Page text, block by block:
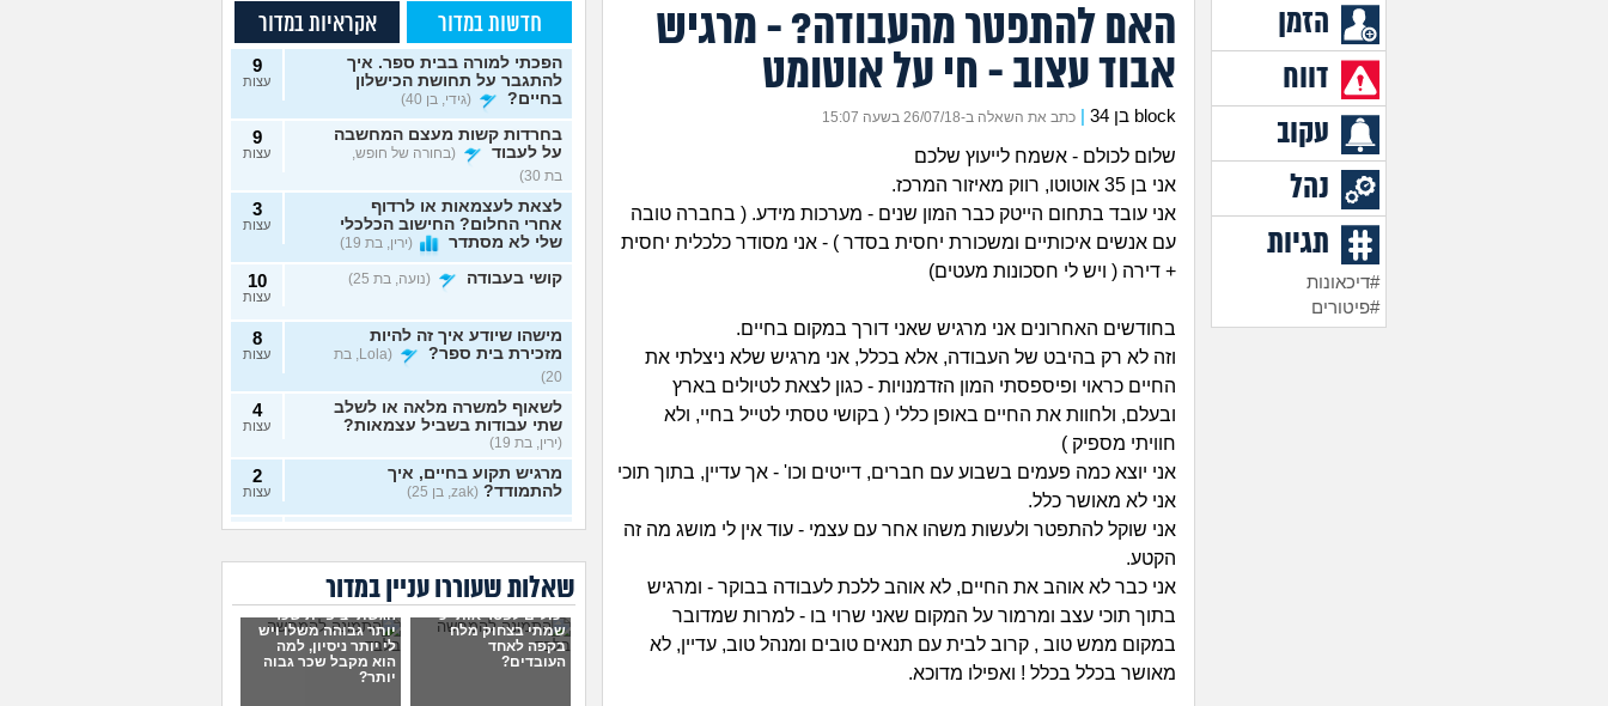
הזמן
דווח
עקוב
נהל
תגיות
#דיכאונות
#פיטורים
האם להתפטר מהעבודה? - מרגיש
אבוד עצוב - חי על אוטומט
block בן 34 כתב את השאלה ב-26/07/18 בשעה 15:07
שלום לכולם - אשמח לייעוץ שלכם
אני בן 35 אוטוטו, רווק מאיזור המרכז.
אני עובד בתחום הייטק כבר המון שנים - מערכות מידע. ( בחברה טובה
עם אנשים איכותיים ומשכורת יחסית בסדר ) - אני מסודר כלכלית יחסית
+ דירה ( ויש לי חסכונות מעטים)
בחודשים האחרונים אני מרגיש שאני דורך במקום בחיים.
וזה לא רק בהיבט של העבודה, אלא בכלל, אני מרגיש שלא ניצלתי את
החיים כראוי ופיספסתי המון הזדמנויות - כגון לצאת לטיולים בארץ
ובעלם, ולחוות את החיים באופן כללי ( בקושי טסתי לטייל בחיי, ולא
חוויתי מספיק )
אני יוצא כמה פעמים בשבוע עם חברים, דייטים וכו' - אך עדיין, בתוך תוכי
אני לא מאושר כלל.
אני שוקל להתפטר ולעשות משהו אחר עם עצמי - עוד אין לי מושג מה זה
הקטע.
אני כבר לא אוהב את החיים, לא אוהב ללכת לעבודה בבוקר - ומרגיש
בתוך תוכי עצב ומרמור על המקום שאני שרוי בו - למרות שמדובר
במקום ממש טוב , קרוב לבית עם תנאים טובים ומנהל טוב, עדיין, לא
מאושר בכלל בכלל ! ואפילו מדוכא.
חדשות במדור אקראיות במדור
הפכתי למורה בבית ספר. איך
להתגבר על תחושת הכישלון
בחיים?
(גידי, בן 40)
9
עצות
בחרדות קשות מעצם המחשבה
על לעבוד
(בחורה של חופש,
בת 30)
9
עצות
לצאת לעצמאות או לרדוף
אחרי החלום? החישוב הכלכלי
שלי לא מסתדר
(ירין, בת 19)
3
עצות
קושי בעבודה (נועה, בת 25) 10
עצות
מישהו שיודע איך זה להיות
מזכירת בית ספר?
(Lola, בת
20)
8
עצות
לשאוף למשרה מלאה או לשלב
שתי עבודות בשביל עצמאות?
(ירין, בת 19)
4
עצות
מרגיש תקוע בחיים, איך
להתמודד? (zak, בן 25)
2
עצות
איך לעשות כסף מתמונות של
בלי שיגלו אותי?
(אליס, בת
20)
7
ניסיתי כמעט הכול בקשר
לעבודה סלאש לימודים
מרגישה שאין עתיד
(אנונימית, בת
4
עצות
שאלות שעוררו עניין במדור
יכולים לפטר אותי כי
שמתי בצחוק מלח
בקפה לאחד
העובדים?
הגשתי ציפיית שכר
יותר גבוהה משלו ויש
לי יותר ניסיון, למה
הוא מקבל שכר גבוה
יותר?